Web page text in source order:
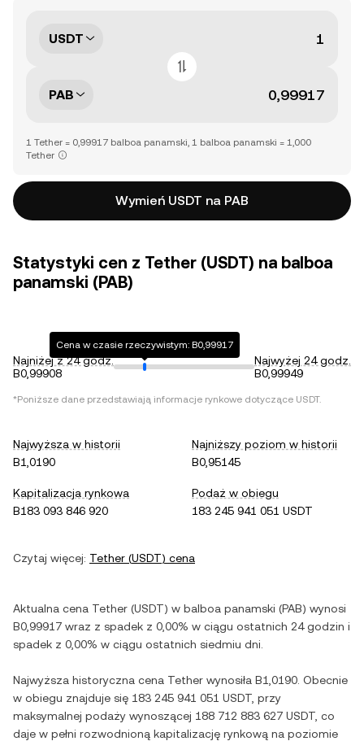
USDT
PAB
1 Tether = 0,99917 balboa panamski, 1 balboa panamski = 1,000
Tether
Wymień USDT na PAB
Statystyki cen z Tether (USDT) na balboa
panamski (PAB)
Najniżej z 24 godz.
B0,99908
Cena w czasie rzeczywistym: B0,99917
Najwyżej 24 godz.
B0,99949
*Poniższe dane przedstawiają informacje rynkowe dotyczące USDT.
Najwyższa w historii
B1,0190
Najniższy poziom w historii
B0,95145
Kapitalizacja rynkowa
B183 093 846 920
Podaż w obiegu
183 245 941 051 USDT
Czytaj więcej: Tether (USDT) cena
Aktualna cena Tether (USDT) w balboa panamski (PAB) wynosi
B0,99917 wraz z spadek z 0,00% w ciągu ostatnich 24 godzin i
spadek z 0,00% w ciągu ostatnich siedmiu dni.
Najwyższa historyczna cena Tether wynosiła B1,0190 . Obecnie
w obiegu znajduje się 183 245 941 051 USDT , przy
maksymalnej podaży wynoszącej 188 712 883 627 USDT , co
daje w pełni rozwodnioną kapitalizację rynkową na poziomie